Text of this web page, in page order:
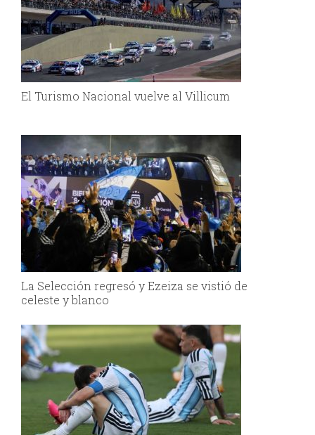
El Turismo Nacional vuelve al Villicum
La Selección regresó y Ezeiza se vistió de
celeste y blanco